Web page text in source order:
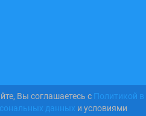
Вы соглашаетесь с Политикой в
данных и условиями